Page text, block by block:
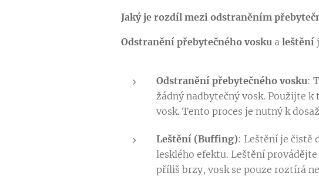
Jaký je rozdíl mezi odstraněním
Odstranění přebytečného voskua leštění
Odstranění přebytečného vosku:
žádný nadbytečný vosk. Použijte k
vosk. Tento proces je nutný k
Leštění (Buffing): Leštění je čistě
lesklého efektu. Leštění provádějte
příliš brzy, vosk se pouze roztírá